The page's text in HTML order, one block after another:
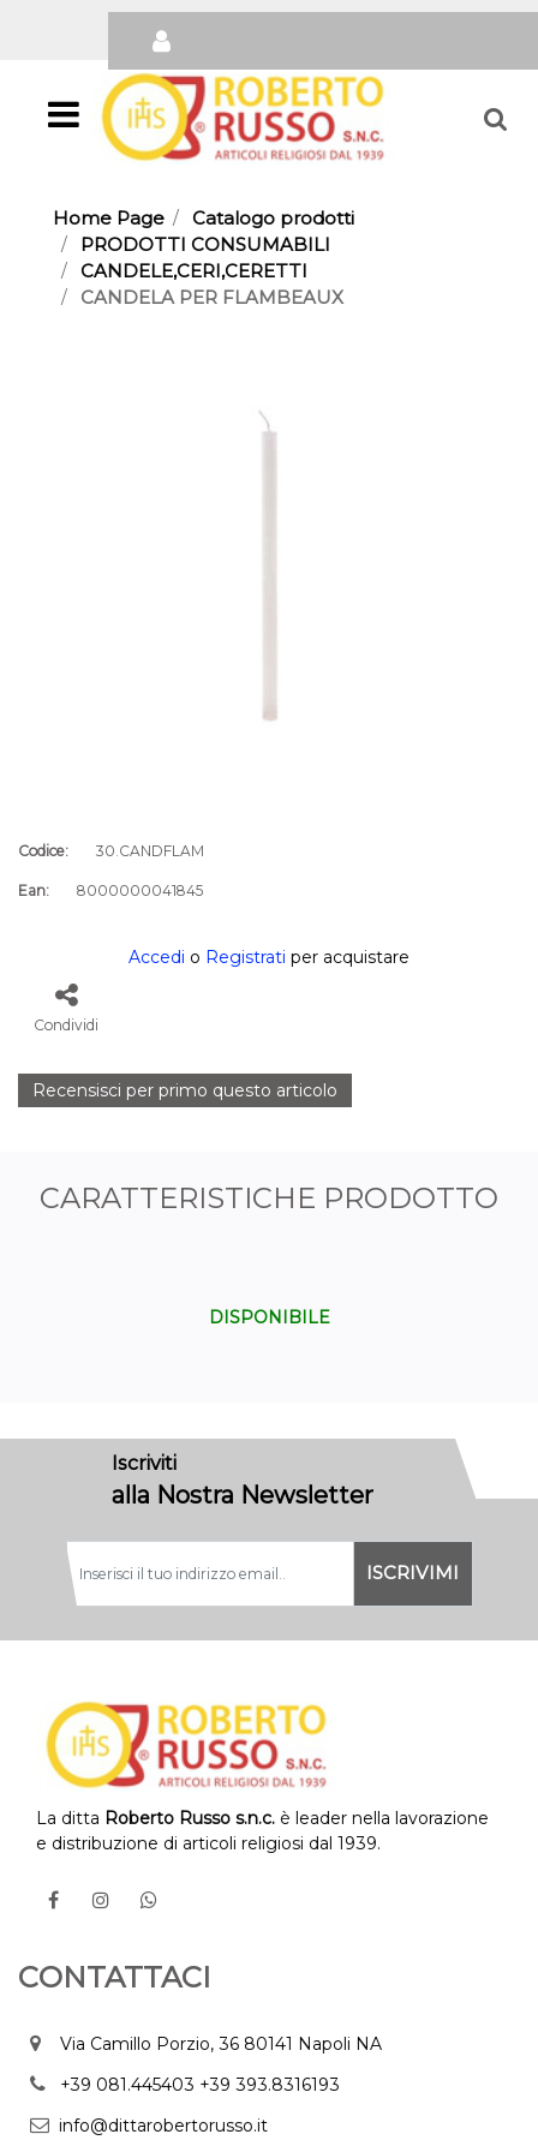
Open
Home Page
Catalogo prodotti
PRODOTTI CONSUMABILI
CANDELE,CERI,CERETTI
CANDELA PER FLAMBEAUX
Codice: 30.CANDFLAM
Ean: 8000000041845
Accedi o Registrati per acquistare
Condividi
Recensisci per primo questo articolo
CARATTERISTICHE PRODOTTO
DISPONIBILE
Iscriviti
alla Nostra Newsletter
La ditta Roberto Russo s.n.c. è leader nella lavorazione
e distribuzione di articoli religiosi dal 1939.
CONTATTACI
Via Camillo Porzio, 36 80141 Napoli NA
+39 081.445403 +39 393.8316193
info@dittarobertorusso.it